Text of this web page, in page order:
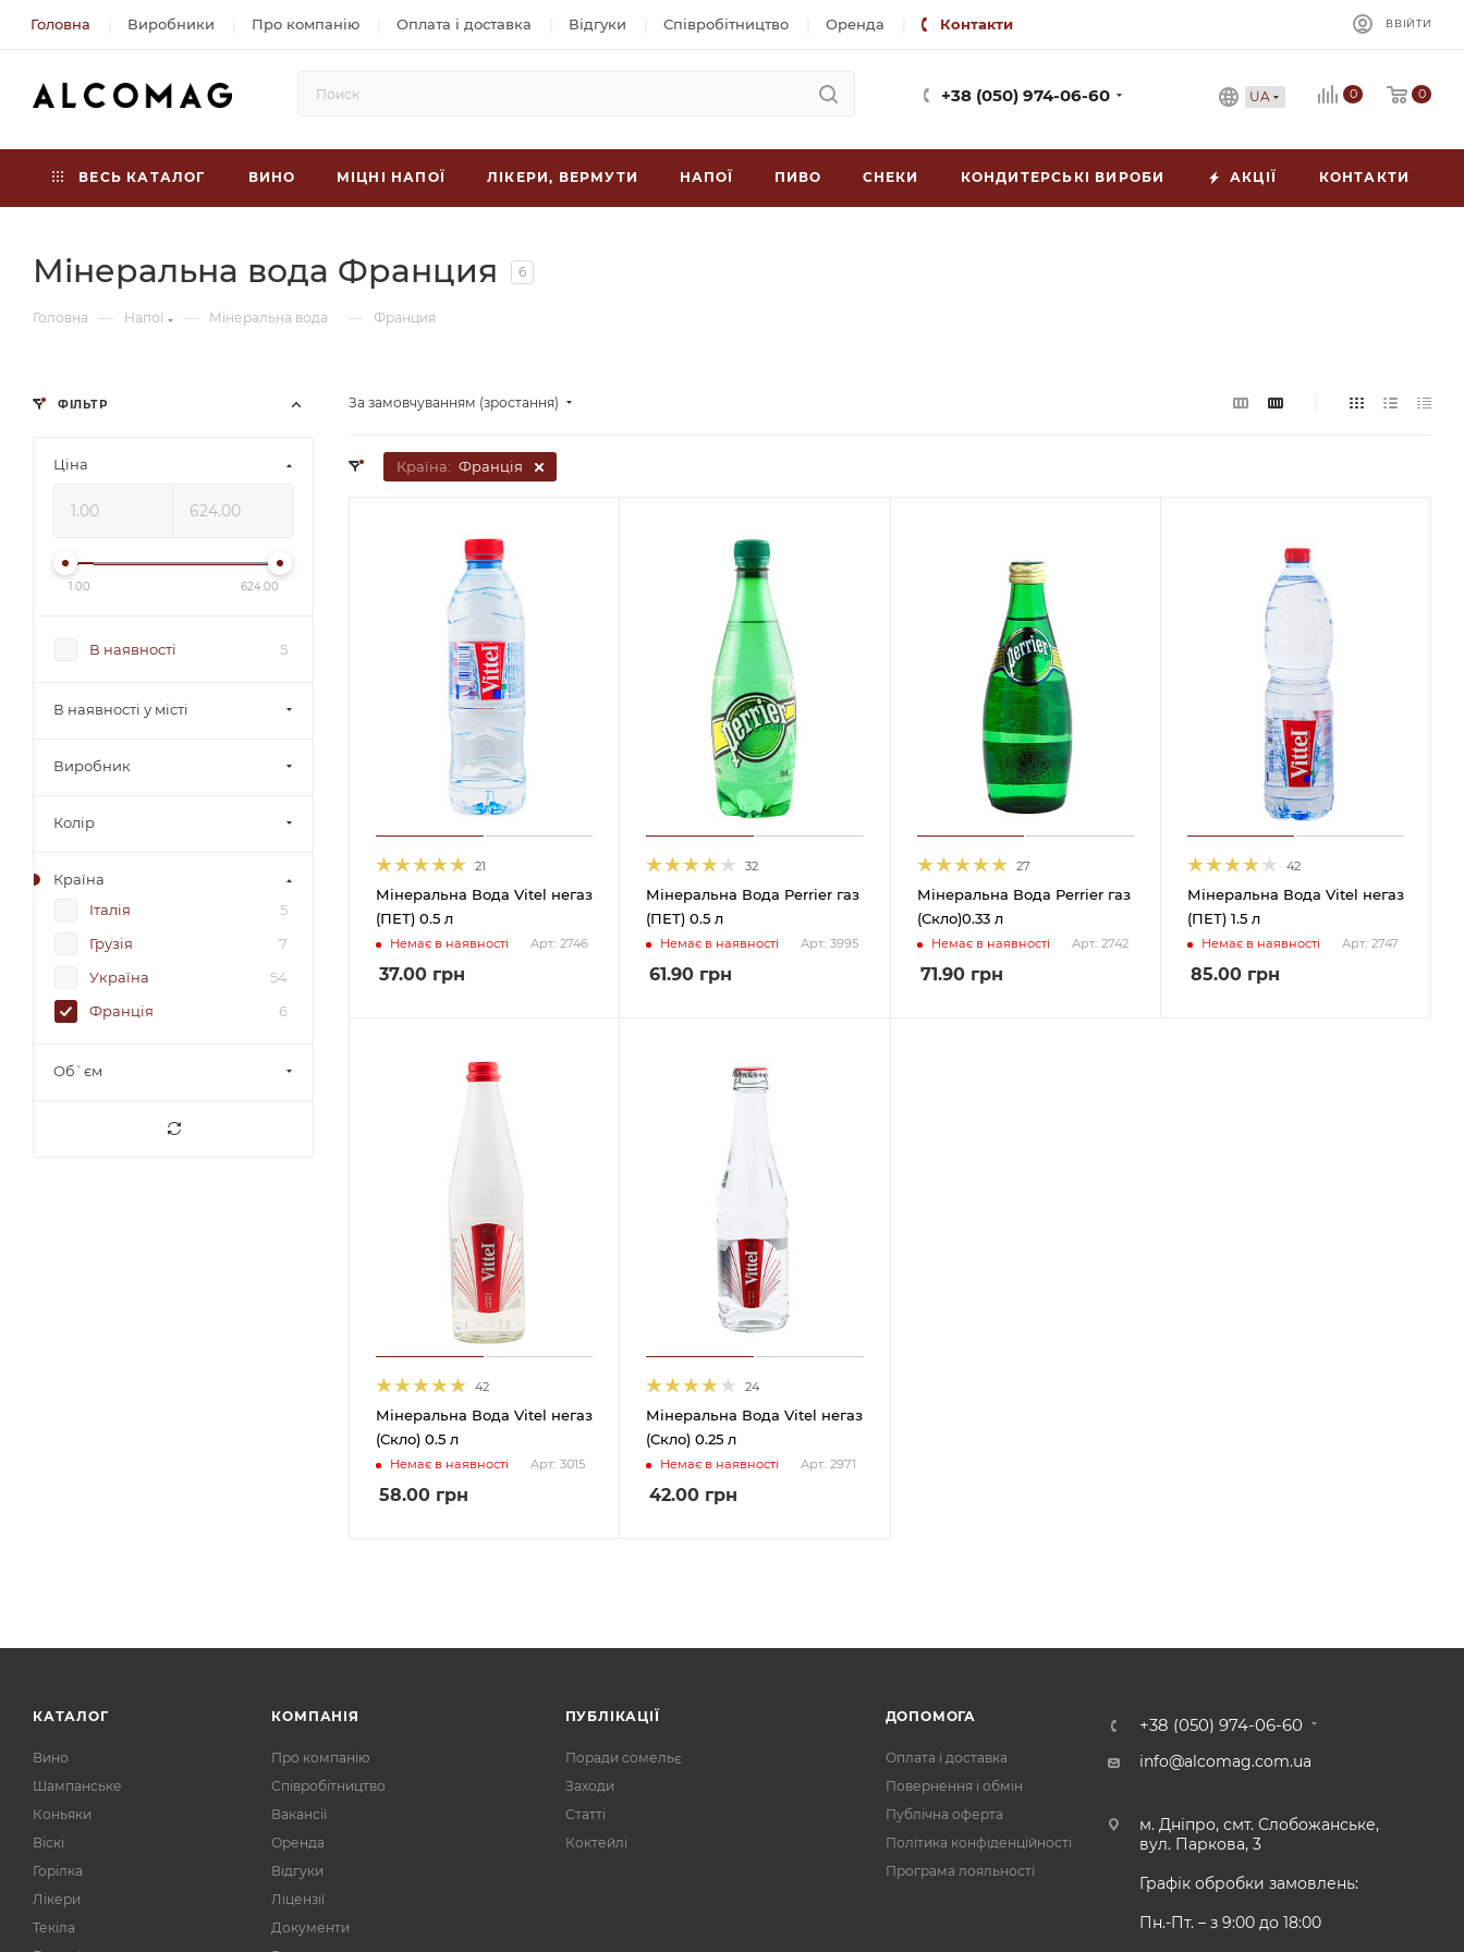
Головна Виробники Про компанію Оплата і доставка Відгуки Співробітництво Оренда Контакти ВВІЙТИ
+38 (050) 974-06-60 UA 0 0
ВЕСЬ КАТАЛОГ ВИНО МІЦНІ НАПОЇ ЛІКЕРИ, ВЕРМУТИ НАПОЇ ПИВО СНЕКИ КОНДИТЕРСЬКІ ВИРОБИ АКЦІЇ КОНТАКТИ
Мінеральна вода Франция 6
Головна — Напої — Мінеральна вода — Франция
За замовчуванням (зростання)
Країна: Франція
21
Мінеральна Вода Vitel негаз
(ПЕТ) 0.5 л
Немає в наявності Арт.: 2746
37.00 грн
32
Мінеральна Вода Perrier газ
(ПЕТ) 0.5 л
Немає в наявності Арт.: 3995
61.90 грн
27
Мінеральна Вода Perrier газ
(Скло)0.33 л
Немає в наявності Арт.: 2742
71.90грн
42
Мінеральна Вода Vitel негаз
(ПЕТ) 1.5 л
Немає в наявності Арт.: 2747
85.00грн
42
Мінеральна Вода Vitel негаз
(Cкло) 0.5 л
Немає в наявності Арт.: 3015
58.00 грн
24
Мінеральна Вода Vitel негаз
(Cкло) 0.25 л
Немає в наявності Арт.: 2971
42.00 грн
ФІЛЬТР
Ціна
1.00 624.00
В наявності 5
В наявності у місті
Виробник
Колір
Країна
Італія
5
Грузія
7
Україна
54
Франція
6
Об`єм
КАТАЛОГ
Вино
Шампанське
Коньяки
Віскі
Горілка
Лікери
Текіла
КОМПАНІЯ
Про компанію
Співробітництво
Вакансії
Оренда
Відгуки
Ліцензії
Документи
ПУБЛІКАЦІЇ
Поради сомельє
Заходи
Статті
Коктейлі
ДОПОМОГА
Оплата і доставка
Повернення і обмін
Публічна оферта
Політика конфіденційності
Програма лояльності
+38 (050) 974-06-60
info@alcomag.com.ua
м. Дніпро, смт. Слобожанське,
вул. Паркова, 3
Графік обробки замовлень:
Пн.-Пт. – з 9:00 до 18:00